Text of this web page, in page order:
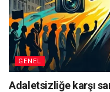
GENEL
Adaletsizliğe karşı